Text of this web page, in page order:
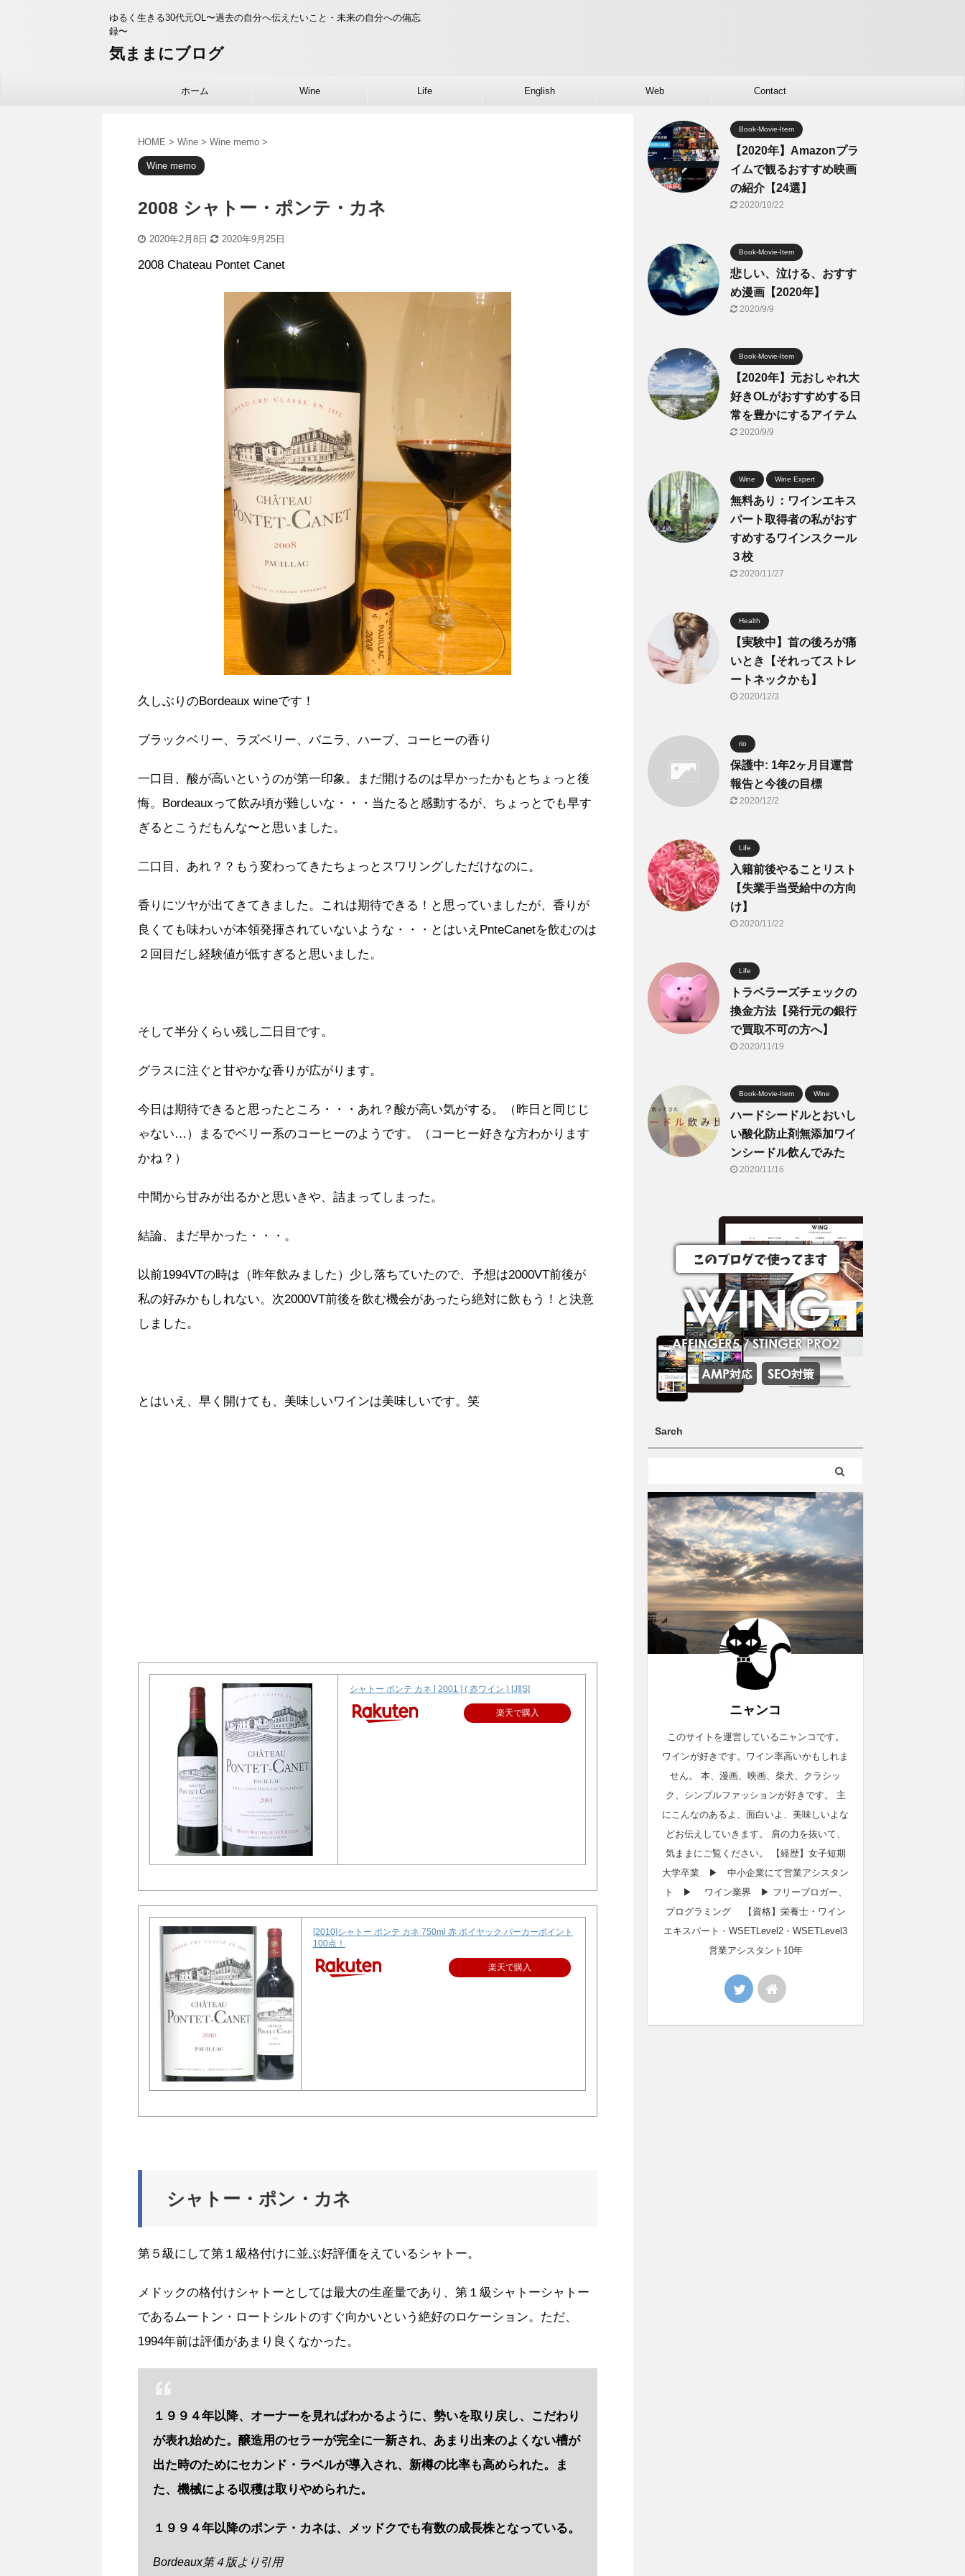
ゆるく生きる30代元OL〜過去の自分へ伝えたいこと・未来の自分への備忘
録〜
気ままにブログ
ホーム Wine Life English Web Contact
HOME > Wine > Wine memo >
Wine memo
2008 シャトー・ポンテ・カネ
2020年2月8日 2020年9月25日
2008 Chateau Pontet Canet
久しぶりのBordeaux wineです！
ブラックベリー、ラズベリー、バニラ、ハーブ、コーヒーの香り
一口目、酸が高いというのが第一印象。まだ開けるのは早かったかもとちょっと後
悔。Bordeauxって飲み頃が難しいな・・・当たると感動するが、ちょっとでも早す
ぎるとこうだもんな〜と思いました。
二口目、あれ？？もう変わってきたちょっとスワリングしただけなのに。
香りにツヤが出てきてきました。これは期待できる！と思っていましたが、香りが
良くても味わいが本領発揮されていないような・・・とはいえPnteCanetを飲むのは
２回目だし経験値が低すぎると思いました。
そして半分くらい残し二日目です。
グラスに注ぐと甘やかな香りが広がります。
今日は期待できると思ったところ・・・あれ？酸が高い気がする。（昨日と同じじ
ゃない…）まるでベリー系のコーヒーのようです。（コーヒー好きな方わかります
かね？）
中間から甘みが出るかと思いきや、詰まってしまった。
結論、まだ早かった・・・。
以前1994VTの時は（昨年飲みました）少し落ちていたので、予想は2000VT前後が
私の好みかもしれない。次2000VT前後を飲む機会があったら絶対に飲もう！と決意
しました。
とはいえ、早く開けても、美味しいワインは美味しいです。笑
シャトー ポンテ カネ [ 2001 ] ( 赤ワイン ) [J][S]
楽天で購入
[2010]シャトー ポンテ カネ 750ml 赤 ポイヤック パーカーポイント
100点！
楽天で購入
シャトー・ポン・カネ
第５級にして第１級格付けに並ぶ好評価をえているシャトー。
メドックの格付けシャトーとしては最大の生産量であり、第１級シャトーシャトー
であるムートン・ロートシルトのすぐ向かいという絶好のロケーション。ただ、
1994年前は評価があまり良くなかった。
１９９４年以降、オーナーを見ればわかるように、勢いを取り戻し、こだわり
が表れ始めた。醸造用のセラーが完全に一新され、あまり出来のよくない槽が
出た時のためにセカンド・ラベルが導入され、新樽の比率も高められた。ま
た、機械による収穫は取りやめられた。
１９９４年以降のポンテ・カネは、メッドクでも有数の成長株となっている。
Bordeaux第４版より引用
Book-Movie-Item
【2020年】Amazonプラ
イムで観るおすすめ映画
の紹介【24選】
2020/10/22
Book-Movie-Item
悲しい、泣ける、おすす
め漫画【2020年】
2020/9/9
Book-Movie-Item
【2020年】元おしゃれ大
好きOLがおすすめする日
常を豊かにするアイテム
2020/9/9
Wine Wine Expert
無料あり：ワインエキス
パート取得者の私がおす
すめするワインスクール
３校
2020/11/27
Health
【実験中】首の後ろが痛
いとき【それってストレ
ートネックかも】
2020/12/3
rio
保護中: 1年2ヶ月目運営
報告と今後の目標
2020/12/2
Life
入籍前後やることリスト
【失業手当受給中の方向
け】
2020/11/22
Life
トラベラーズチェックの
換金方法【発行元の銀行
で買取不可の方へ】
2020/11/19
Book-Movie-Item Wine
ハードシードルとおいし
い酸化防止剤無添加ワイ
ンシードル飲んでみた
2020/11/16
Sarch
ニャンコ
このサイトを運営しているニャンコです。
ワインが好きです。ワイン率高いかもしれま
せん。 本、漫画、映画、柴犬、クラシッ
ク、シンプルファッションが好きです。 主
にこんなのあるよ、面白いよ、美味しいよな
どお伝えしていきます。 肩の力を抜いて、
気ままにご覧ください。 【経歴】女子短期
大学卒業 ▶︎ 中小企業にて営業アシスタン
ト ▶︎ ワイン業界 ▶︎ フリーブロガー、
プログラミング 【資格】栄養士・ワイン
エキスパート・WSETLevel2・WSETLevel3
営業アシスタント10年